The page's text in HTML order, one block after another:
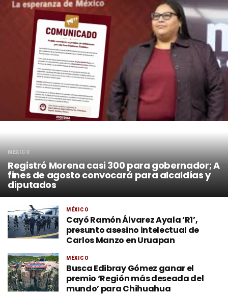
MÉXICO
Registró Morena casi 300 para gobernador; A
fines de agosto convocará para alcaldías y
diputados
MÉXICO
Cayó Ramón Álvarez Ayala ‘R1’,
presunto asesino intelectual de
Carlos Manzo en Uruapan
MÉXICO
Busca Edibray Gómez ganar el
premio ‘Región más deseada del
mundo’ para Chihuahua